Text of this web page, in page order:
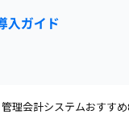
管理会計システムおすす